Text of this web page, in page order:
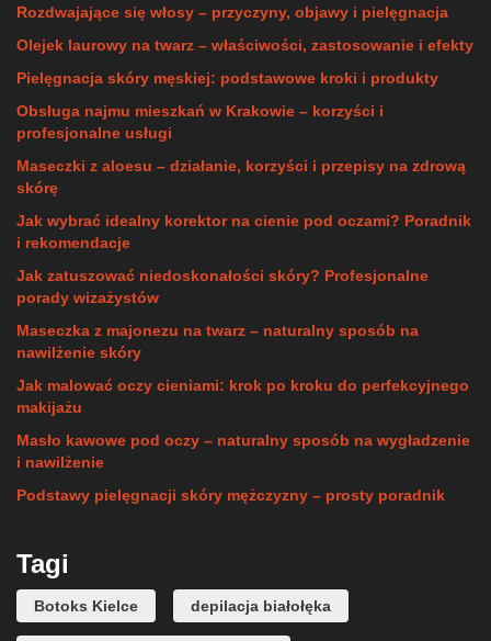
Rozdwajające się włosy – przyczyny, objawy i pielęgnacja
Olejek laurowy na twarz – właściwości, zastosowanie i efekty
Pielęgnacja skóry męskiej: podstawowe kroki i produkty
Obsługa najmu mieszkań w Krakowie – korzyści i
profesjonalne usługi
Maseczki z aloesu – działanie, korzyści i przepisy na zdrową
skórę
Jak wybrać idealny korektor na cienie pod oczami? Poradnik
i rekomendacje
Jak zatuszować niedoskonałości skóry? Profesjonalne
porady wizażystów
Maseczka z majonezu na twarz – naturalny sposób na
nawilżenie skóry
Jak malować oczy cieniami: krok po kroku do perfekcyjnego
makijażu
Masło kawowe pod oczy – naturalny sposób na wygładzenie
i nawilżenie
Podstawy pielęgnacji skóry mężczyzny – prosty poradnik
Tagi
Botoks Kielce depilacja białołęka